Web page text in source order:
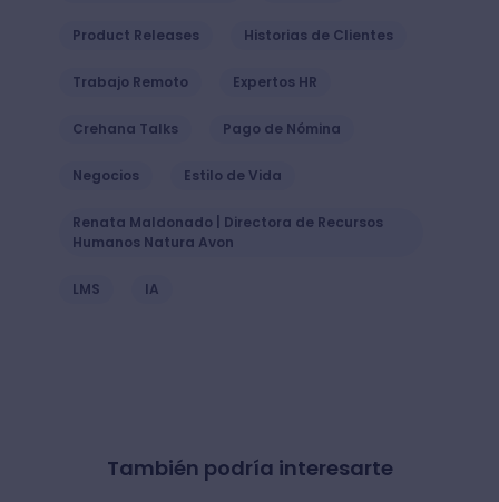
Product Releases Historias de Clientes
Trabajo Remoto Expertos HR
Crehana Talks Pago de Nómina
Negocios Estilo de Vida
Renata Maldonado | Directora de Recursos
Humanos Natura Avon
LMS IA
También podría interesarte